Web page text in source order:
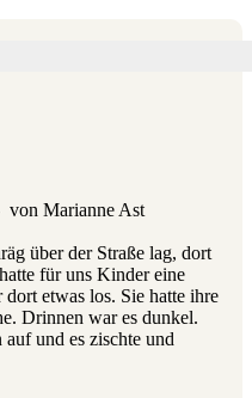
von Marianne Ast
über der Straße lag, dort
für uns Kinder eine
etwas los. Sie hatte ihre
Drinnen war es dunkel.
und es zischte und